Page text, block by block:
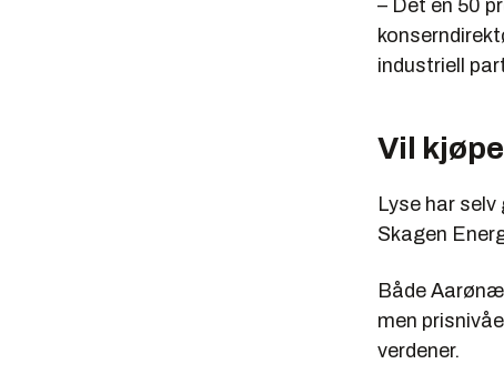
– Det en 50
industriell
Vil
Lyse har
Skagen
Både
men
verdener.